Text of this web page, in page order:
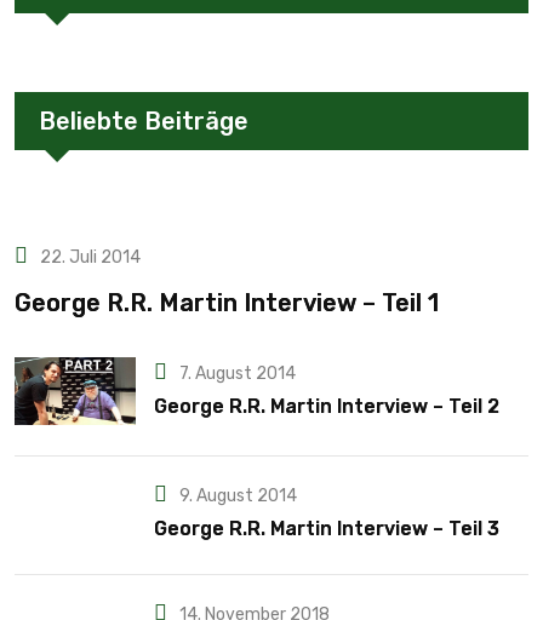
Beliebte Beiträge
22. Juli 2014
George R.R. Martin Interview – Teil 1
7. August 2014
George R.R. Martin Interview – Teil 2
9. August 2014
George R.R. Martin Interview – Teil 3
14. November 2018